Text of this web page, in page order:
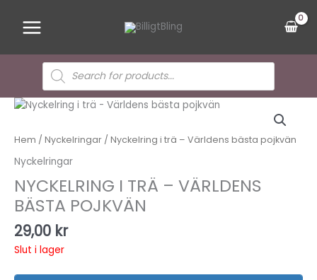
innehållMenu
Sök
efter
produkter
Hem / Nyckelringar / Nyckelring i trä – Världens bästa pojkvän
Nyckelringar
NYCKELRING I TRÄ – VÄRLDENS
BÄSTA POJKVÄN
29,00 kr
Slut i lager